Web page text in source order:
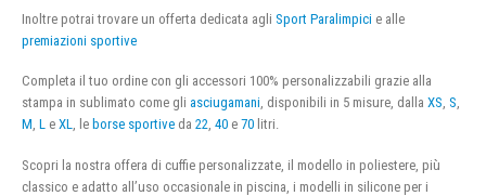
Inoltre potrai trovare un offerta dedicata agli Sport Paralimpici e alle
premiazioni sportive
Completa il tuo ordine con gli accessori 100% personalizzabili grazie alla
stampa in sublimato come gli asciugamani, disponibili in 5 misure, dalla XS, S,
M, L e XL, le borse sportive da 22, 40 e 70 litri.
Scopri la nostra offera di cuffie personalizzate, il modello in poliestere, più
classico e adatto all’uso occasionale in piscina, i modelli in silicone per i